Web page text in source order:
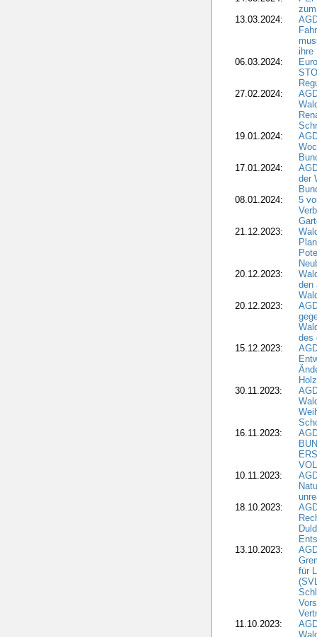
13.03.2024:
ihre
06.03.2024:
27.02.2024:
19.01.2024:
17.01.2024:
der
08.01.2024:
5
21.12.2023:
20.12.2023:
den
20.12.2023:
des
15.12.2023:
30.11.2023:
16.11.2023:
10.11.2023:
18.10.2023:
13.10.2023:
für
11.10.2023: